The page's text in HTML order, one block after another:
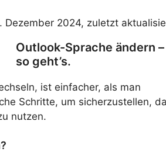
Dezember 2024, zuletzt
Outlook-Sprache ändern –
so geht’s.
ist einfacher, als man
Schritte, um sicherzustellen,
nutzen.